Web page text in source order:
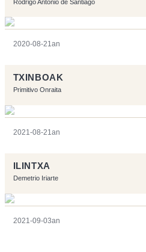
Rodrigo Antonio de Santiago
2020-08-21an
TXINBOAK
Primitivo Onraita
2021-08-21an
ILINTXA
Demetrio Iriarte
2021-09-03an